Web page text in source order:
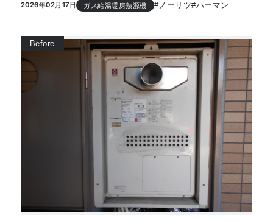
2026年02月17日 ガス給湯暖房熱源機 #ノーリツ#ハーマン